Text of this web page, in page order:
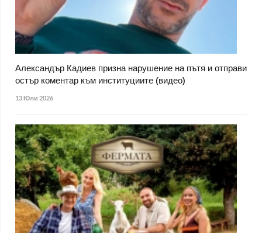
Александър Кадиев призна нарушение на пътя и отправи
остър коментар към институциите (видео)
13 Юли 2026